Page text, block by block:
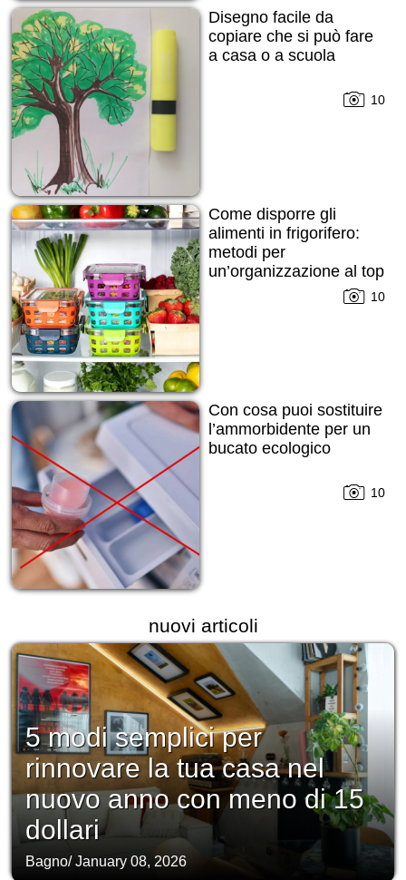
Disegno facile da
copiare che si può fare
a casa o a scuola
10
Come disporre gli
alimenti in frigorifero:
metodi per
un’organizzazione al top
10
Con cosa puoi sostituire
l’ammorbidente per un
bucato ecologico
10
nuovi articoli
5 modi semplici per
rinnovare la tua casa nel
nuovo anno con meno di 15
dollari
Bagno/January 08, 2026